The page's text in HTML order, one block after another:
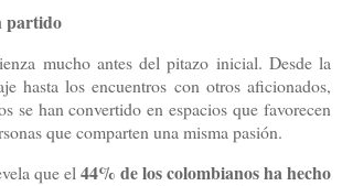
partido
mucho antes del pitazo inicial. Desde la
hasta los encuentros con otros aficionados,
se han convertido en espacios que favorecen
que comparten una misma pasión.
que el44% de los colombianos ha hecho